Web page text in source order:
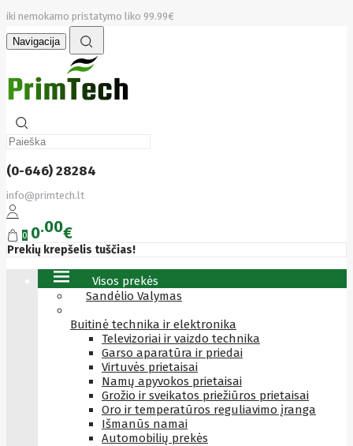
iki nemokamo pristatymo liko 99.99€
Navigacija
(0-646) 28284
info@primtech.lt
0 0 00€
Prekių krepšelis tuščias!
Visos prekės
Sandėlio Valymas
Buitinė technika ir elektronika
Televizoriai ir vaizdo technika
Garso aparatūra ir priedai
Virtuvės prietaisai
Namų apyvokos prietaisai
Grožio ir sveikatos priežiūros prietaisai
Oro ir temperatūros reguliavimo įranga
Išmanūs namai
Automobilių prekės